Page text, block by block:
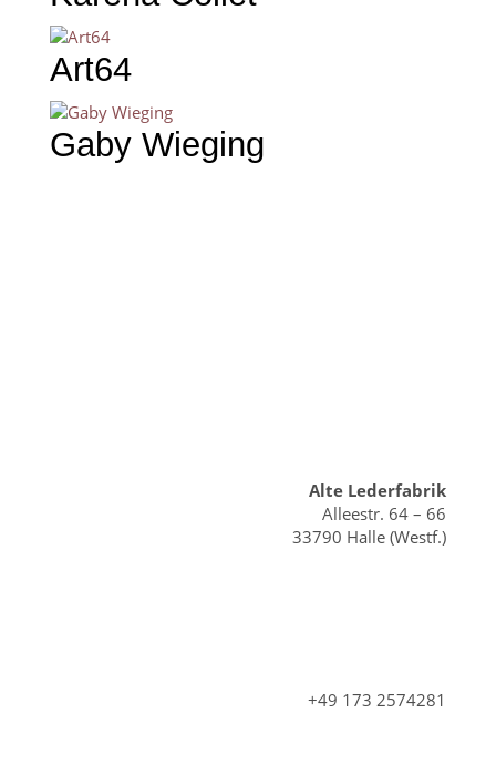
Art64
Gaby Wieging
Alte Lederfabrik
Alleestr. 64 – 66
33790 Halle (Westf.)
+49 173 2574281